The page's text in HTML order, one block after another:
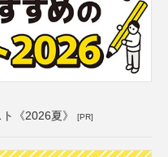
《2026夏》 [PR]